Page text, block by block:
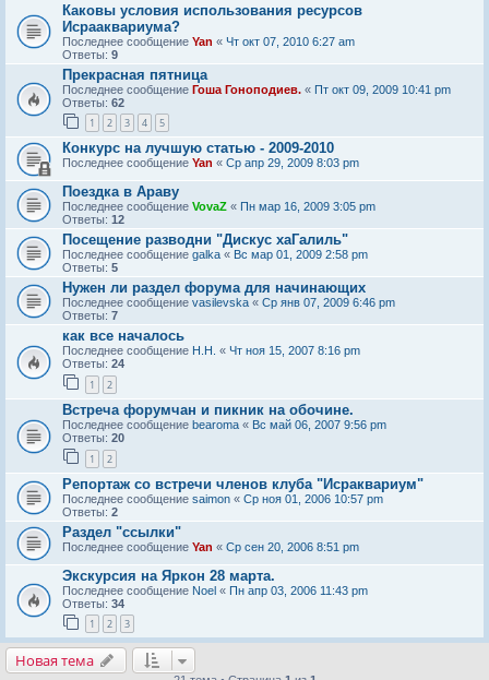
Каковы условия использования ресурсов
Исрааквариума?
Последнее сообщение Yan « Чт окт 07, 2010 6:27 am
Ответы: 9
Прекрасная пятница
Последнее сообщение Гоша Гоноподиев. « Пт окт 09, 2009 10:41 pm
Ответы: 62
1 2 3 4 5
Конкурс на лучшую статью - 2009-2010
Последнее сообщение Yan « Ср апр 29, 2009 8:03 pm
Поездка в Араву
Последнее сообщение VovaZ « Пн мар 16, 2009 3:05 pm
Ответы: 12
Посещение разводни "Дискус хаГалиль"
Последнее сообщение galka « Вс мар 01, 2009 2:58 pm
Ответы: 5
Нужен ли раздел форума для начинающих
Последнее сообщение vasilevska « Ср янв 07, 2009 6:46 pm
Ответы: 7
как все началось
Последнее сообщение Н.Н. « Чт ноя 15, 2007 8:16 pm
Ответы: 24
1 2
Встреча форумчан и пикник на обочине.
Последнее сообщение bearoma « Вс май 06, 2007 9:56 pm
Ответы: 20
1 2
Репортаж со встречи членов клуба "Исраквариум"
Последнее сообщение saimon « Ср ноя 01, 2006 10:57 pm
Ответы: 2
Раздел "ссылки"
Последнее сообщение Yan « Ср сен 20, 2006 8:51 pm
Экскурсия на Яркон 28 марта.
Последнее сообщение Noel « Пн апр 03, 2006 11:43 pm
Ответы: 34
1 2 3
Новая тема